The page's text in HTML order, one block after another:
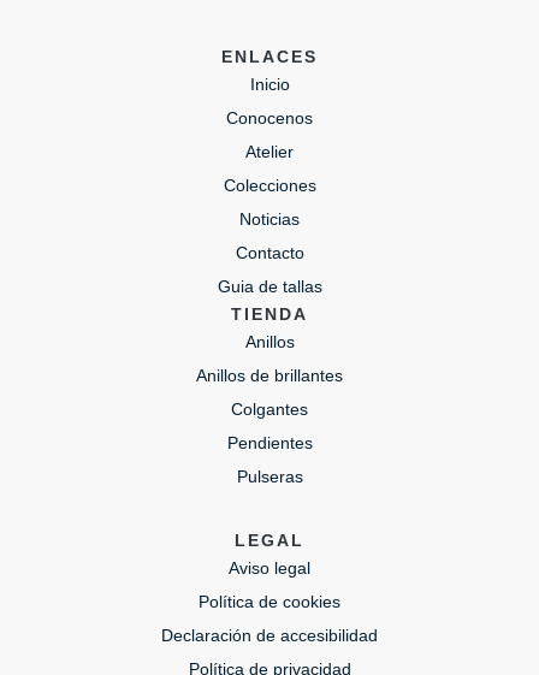
ENLACES
Inicio
Conocenos
Atelier
Colecciones
Noticias
Contacto
Guia de tallas
TIENDA
Anillos
Anillos de brillantes
Colgantes
Pendientes
Pulseras
LEGAL
Aviso legal
Política de cookies
Declaración de accesibilidad
Política de privacidad